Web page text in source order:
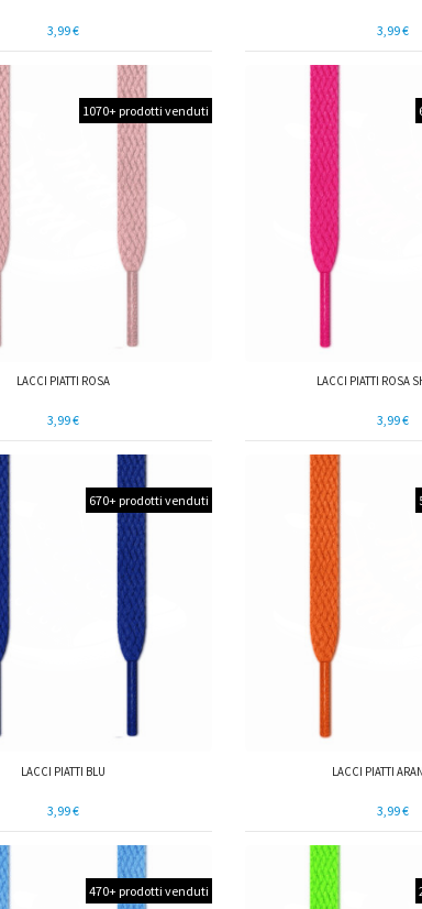
3,99 € 3,99 €
1070+ prodotti venduti
LACCI PIATTI ROSA
3,99 €
LACCI PIATTI ROSA
3,99 €
670+ prodotti venduti
LACCI PIATTI BLU
3,99 €
LACCI PIATTI
3,99 €
470+ prodotti venduti